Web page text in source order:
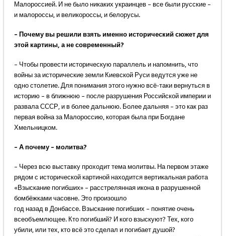
Малороссией. И не было никаких украинцев – все были русские –
и малороссы, и великороссы, и белорусы.
– Почему вы решили взять именно исторический сюжет для
этой картины, а не современный?
– Чтобы провести историческую параллель и напомнить, что
войны за исторические земли Киевской Руси ведутся уже не
одно столетие. Для понимания этого нужно всё-таки вернуться в
историю – в ближнюю – после разрушения Российской империи и
развала СССР, и в более дальнюю. Более дальняя – это как раз
первая война за Малороссию, которая была при Богдане
Хмельницком.
– А почему – молитва?
– Через всю выставку проходит тема молитвы. На первом этаже
рядом с исторической картиной находится вертикальная работа
«Взыскание погибших» – расстрелянная икона в разрушенной
бомбёжками часовне. Это произошло
год назад в Донбассе. Взыскание погибших – понятие очень
всеобъемлющее. Кто погибший? И кого взыскуют? Тех, кого
убили, или тех, кто всё это сделал и погибает душой?